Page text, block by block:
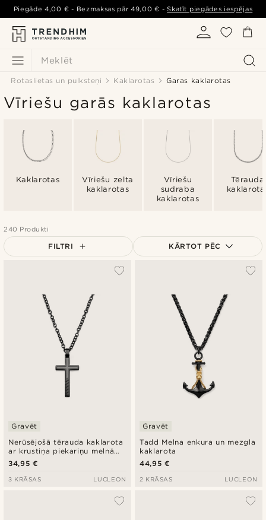
Meklēt
Piegāde4,00 € - Bezmaksas pār49,00 € -Skatīt piegādes iespējas
Rotaslietas un pulksteņi Kaklarotas Garas kaklarotas
Vīriešu garās kaklarotas
Kaklarotas
Vīriešu zelta
kaklarotas
Vīriešu
sudraba
kaklarotas
Tērauda
240 Produkti
FILTRI KĀRTOT PĒC
Zemākā cena
Augstākā cena
Nerūsējošā tērauda kaklarota
ar krustiņa piekariņu melnā
krāsā
Gravēt
34,95 €
3 KRĀSAS LUCLEON
Tadd Melna enkura un mezgla
kaklarota
Gravēt
44,95 €
2 KRĀSAS LUCLEON